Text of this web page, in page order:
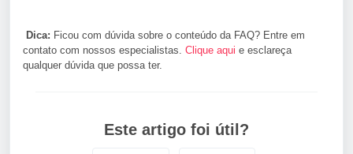
Dica: Ficou com dúvida sobre o conteúdo da FAQ? Entre em
contato com nossos especialistas. Clique aqui e esclareça
qualquer dúvida que possa ter.
Este artigo foi útil?